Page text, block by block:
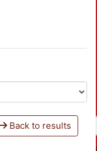
Back to results